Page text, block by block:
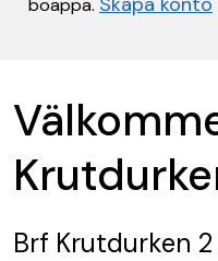
boappa.
Brf Krutdurken 2